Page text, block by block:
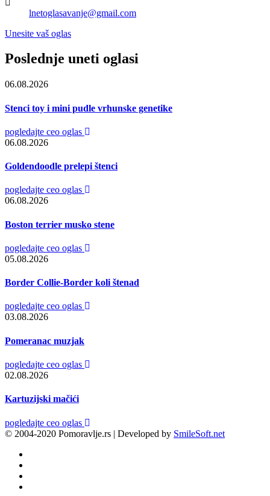
lnetoglasavanje@gmail.com
Unesite vaš oglas
Poslednje uneti oglasi
06.08.2026
Stenci toy i mini pudle vrhunske genetike
pogledajte ceo oglas
06.08.2026
Goldendoodle prelepi štenci
pogledajte ceo oglas
06.08.2026
Boston terrier musko stene
pogledajte ceo oglas
05.08.2026
Border Collie-Border koli štenad
pogledajte ceo oglas
03.08.2026
Pomeranac muzjak
pogledajte ceo oglas
02.08.2026
Kartuzijski mačići
pogledajte ceo oglas
© 2004-2020 Pomoravlje.rs | Developed by SmileSoft.net